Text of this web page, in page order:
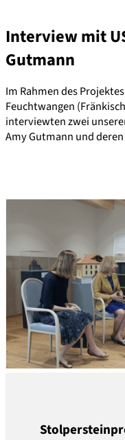
Interview mit
Gutmann
Im Rahmen des
Feuchtwangen
interviewten zwei
Amy Gutmann und